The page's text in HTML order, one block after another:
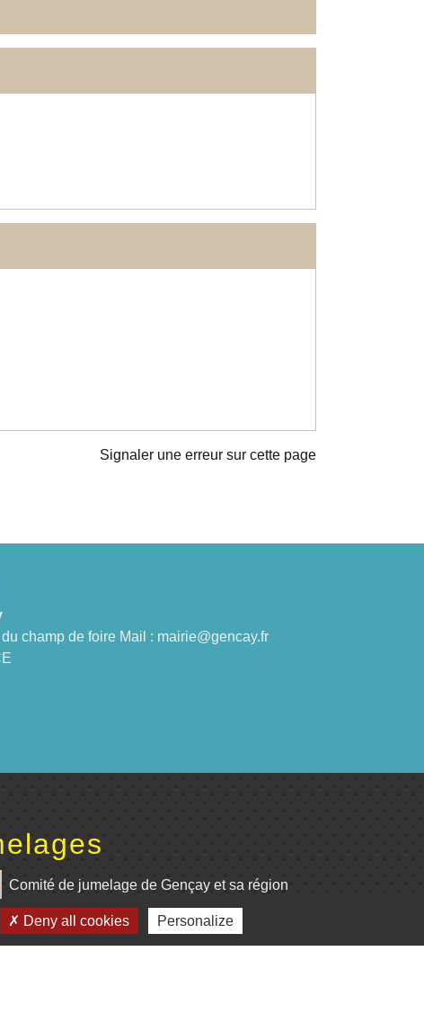
Signaler une erreur sur cette page
champ de foire Mail : mairie@gencay.fr
Comité de jumelage de Gençay et sa région
Deny all cookies Personalize